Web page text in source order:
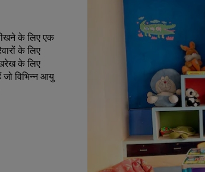
के लिए एक
के लिए
के लिए
जो विभिन्न आयु